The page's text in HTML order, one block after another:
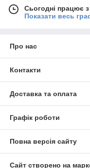
Сьогодні працює
Показати весь
Про нас
Контакти
Доставка та оплата
Графік роботи
Повна версія сайту
Сайт створено на